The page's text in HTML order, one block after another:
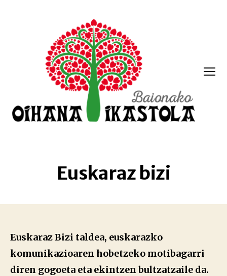
Euskaraz bizi
Euskaraz Bizi taldea, euskarazko
komunikazioaren hobetzeko motibagarri
diren gogoeta eta ekintzen bultzatzaile da.